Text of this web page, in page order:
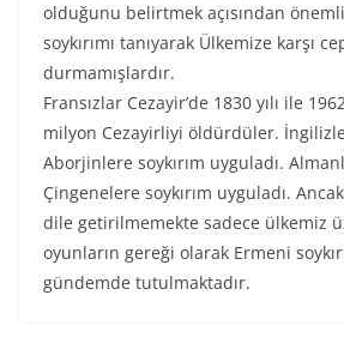
olduğunu belirtmek açısından
soykırımı tanıyarak Ülkemize karşı
durmamışlardır.
Fransızlar Cezayir’de 1830 yılı ile
milyon Cezayirliyi öldürdüler.
Aborjinlere soykırım uyguladı.
Çingenelere soykırım uyguladı.
dile getirilmemekte sadece ülkemiz
oyunların gereği olarak Ermeni
gündemde tutulmaktadır.